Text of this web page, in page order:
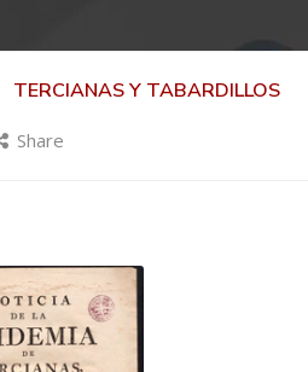
TERCIANAS Y TABARDILLOS
Share